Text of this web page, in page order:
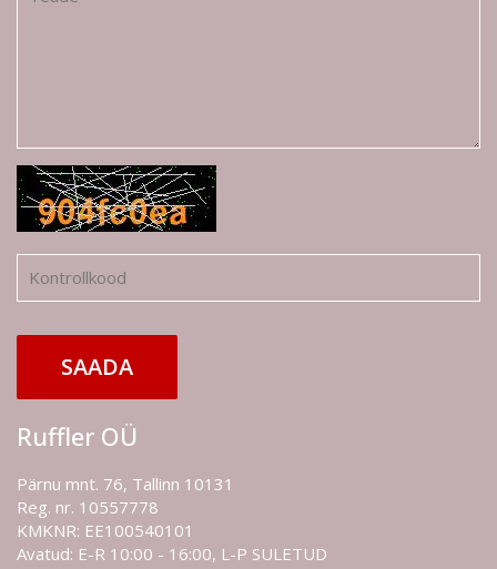
SAADA
Ruffler OÜ
Pärnu mnt. 76, Tallinn 10131
Reg. nr. 10557778
KMKNR: EE100540101
Avatud: E-R 10:00 - 16:00, L-P SULETUD